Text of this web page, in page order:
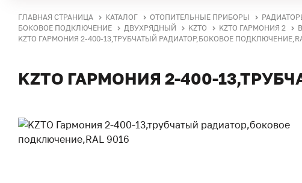
ГЛАВНАЯ СТРАНИЦА КАТАЛОГ ОТОПИТЕЛЬНЫЕ ПРИБОРЫ
БОКОВОЕ ПОДКЛЮЧЕНИЕ
ДВУХРЯДНЫЙ KZTO KZTO ГАРМОНИЯ 2
KZTO ГАРМОНИЯ 2-400-13,ТРУБЧАТЫЙ РАДИАТОР,БОКОВОЕ
KZTO ГАРМОНИЯ 2-400-